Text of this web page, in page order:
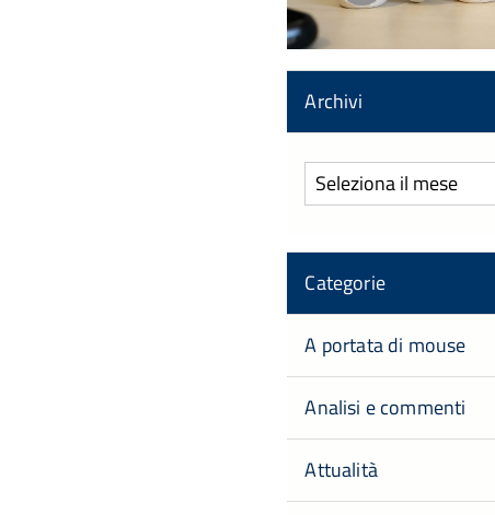
Archivi
Archivi
Categorie
A portata di mouse
Analisi e commenti
Attualità